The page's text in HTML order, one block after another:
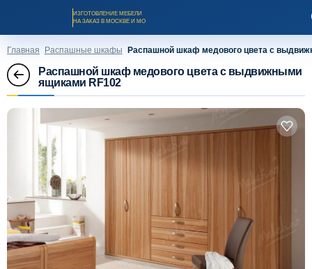
ИЗГОТОВЛЕНИЕ МЕБЕЛИ
НА ЗАКАЗ В МОСКВЕ И МО
Заказать звонок
Каталог мебели на заказ
О компании
Оплата и доставка
Главная Распашные шкафы Распашной шкаф медового цвета с
Распашной шкаф медового цвета с выдвижными
ящиками RF102